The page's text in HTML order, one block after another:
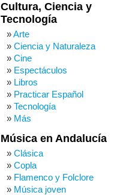
Cultura, Ciencia y
Tecnología
Arte
Ciencia y Naturaleza
Cine
Espectáculos
Libros
Practicar Español
Tecnología
Más
Música en Andalucía
Clásica
Copla
Flamenco y Folclore
Música joven